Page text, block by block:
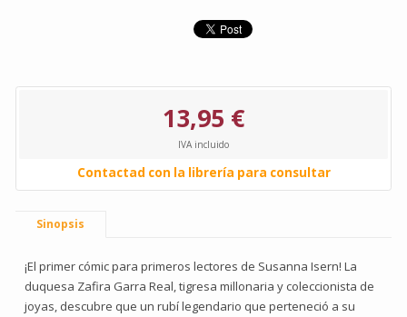
13,95 €
IVA incluido
Contactad con la librería para consultar
Sinopsis
¡El primer cómic para primeros lectores de Susanna Isern! La
duquesa Zafira Garra Real, tigresa millonaria y coleccionista de
joyas, descubre que un rubí legendario que perteneció a su